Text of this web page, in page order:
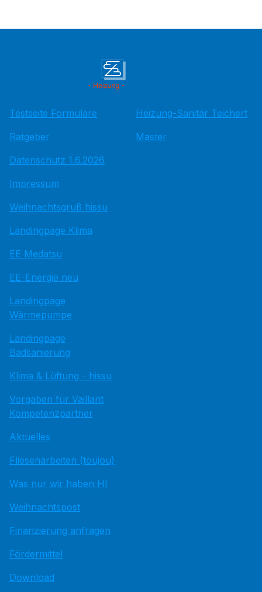
Testseite Formulare
Ratgeber
Datenschutz 1.6.2026
Impressum
Weihnachtsgruß hissu
Landingpage Klima
EE Medatsu
EE-Energie neu
Landingpage
Wärmepumpe
Landingpage
Badsanierung
Klima & Lüftung - hissu
Vorgaben für Vaillant
Kompetenzpartner
Aktuelles
Fliesenarbeiten (toujou)
Was nur wir haben HI
Weihnachtspost
Finanzierung anfragen
Fördermittel
Download
Heizung-Sanitär Teichert
Master